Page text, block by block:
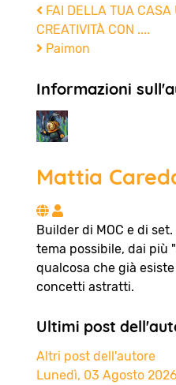
FAI DELLA TUA CASA
CREATIVITÀ CON ....
Paimon
Informazioni
Mattia
Mattia Careddu
Builder di MOC e di
tema possibile, dai più
qualcosa che già
concetti astratti.
Ultimi post
Altri post dell'autore
Lunedì, 03 Agosto 2026